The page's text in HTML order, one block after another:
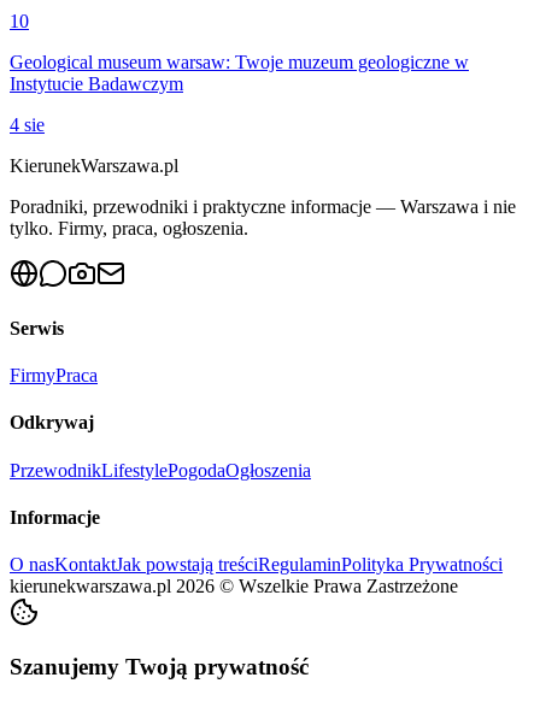
10
Geological museum warsaw: Twoje muzeum geologiczne w
Instytucie Badawczym
4 sie
KierunekWarszawa.pl
Poradniki, przewodniki i praktyczne informacje — Warszawa i nie
tylko. Firmy, praca, ogłoszenia.
Serwis
FirmyPraca
Odkrywaj
PrzewodnikLifestylePogodaOgłoszenia
Informacje
O nasKontaktJak powstają treściRegulaminPolityka Prywatności
kierunekwarszawa.pl 2026 © Wszelkie Prawa Zastrzeżone
Szanujemy Twoją prywatność